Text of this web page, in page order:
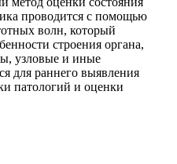
проводится с помощью
волн, который
строения органа,
узловые и иные
для раннего выявления
патологий и оценки